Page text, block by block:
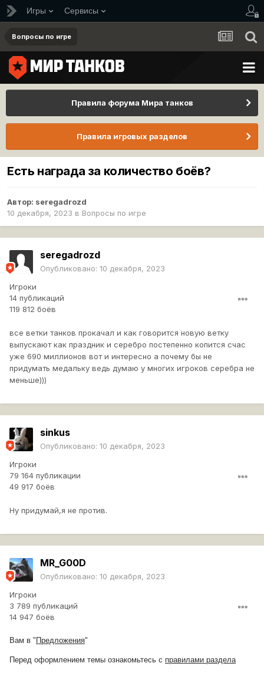
Игры Сервисы
Вопросы по игре
Правила форума Мира танков
Правила игровых разделов
Есть награда за количество боёв?
Автор: seregadrozd
10 декабря, 2023 в Вопросы по игре
seregadrozd
Опубликовано: 10 декабря, 2023
Игроки
14 публикаций
119 812 боёв
все ветки танков прокачал и как говорится новую ветку
выпускают как праздник и серебро постепенно копится счас
уже 690 миллионов вот и интересно а почему бы не
придумать медальку ведь думаю у многих игроков серебра не
меньше)))
sinkus
Опубликовано: 10 декабря, 2023
Игроки
79 164 публикации
49 917 боёв
Ну придумай,я не против.
MR_G00D
Опубликовано: 10 декабря, 2023
Игроки
3 789 публикаций
14 947 боёв
Вам в " Предложения"
Перед оформлением темы ознакомьтесь с правилами раздела